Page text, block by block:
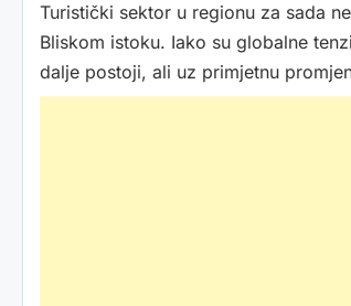
Turistički sektor u regionu za sada
Bliskom istoku. Iako su globalne
dalje postoji, ali uz primjetnu